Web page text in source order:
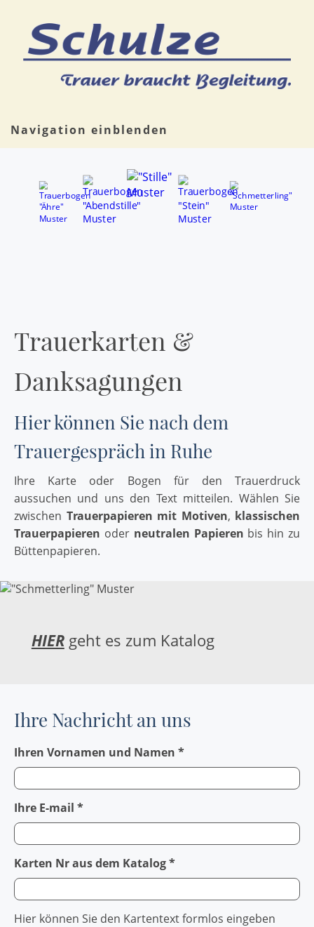
Navigation einblenden
Trauerkarten &
Danksagungen
Hier können Sie nach dem
Trauergespräch in Ruhe
Ihre Karte oder Bogen für den Trauerdruck
aussuchen und uns den Text mitteilen. Wählen Sie
zwischen Trauerpapieren mit Motiven, klassischen
Trauerpapieren oder neutralen Papieren bis hin zu
Büttenpapieren.
HIERgeht es zum Katalog
Ihre Nachricht an uns
Ihren Vornamen und Namen *
Ihre E-mail *
Karten Nr aus dem Katalog *
Hier können Sie den Kartentext formlos eingeben